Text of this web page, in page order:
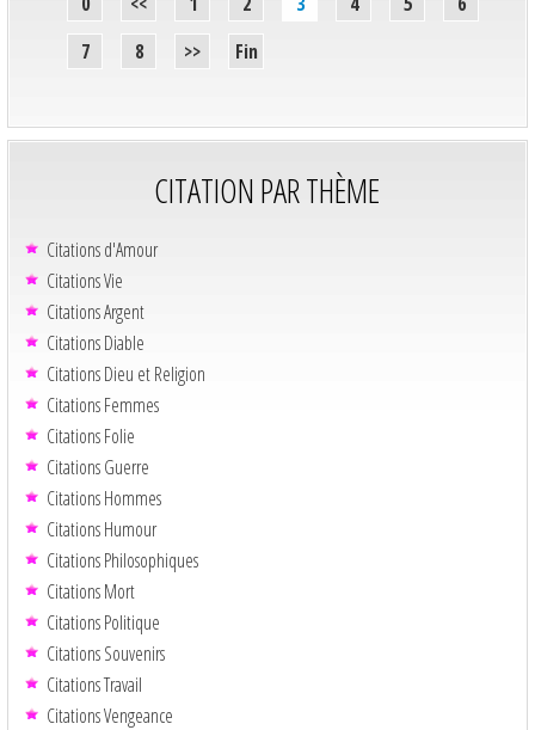
7
8 >> Fin
CITATION PAR THÈME
Citations d'Amour
Citations Vie
Citations Argent
Citations Diable
Citations Dieu et Religion
Citations Femmes
Citations Folie
Citations Guerre
Citations Hommes
Citations Humour
Citations Philosophiques
Citations Mort
Citations Politique
Citations Souvenirs
Citations Travail
Citations Vengeance